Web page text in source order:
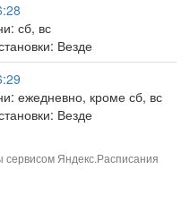
сб, вс
Везде
ежедневно, кроме сб, вс
Везде
сервисом Яндекс.Расписания